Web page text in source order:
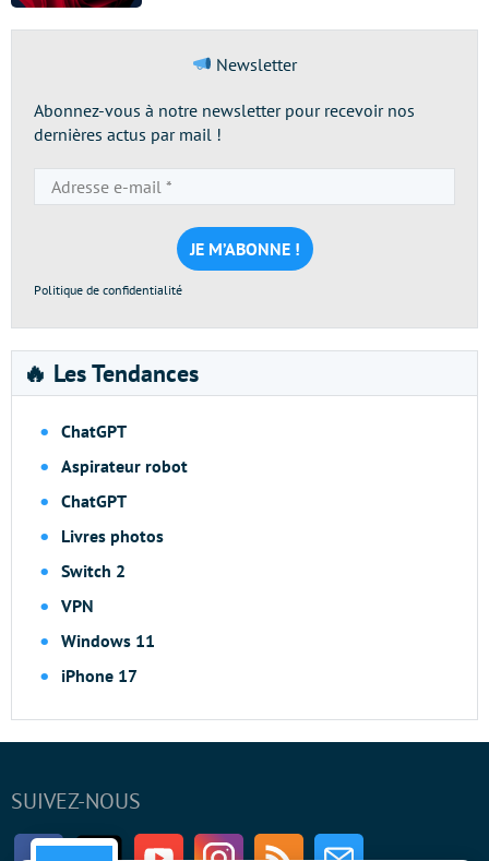
Newsletter
Abonnez-vous à notre newsletter pour recevoir nos
dernières actus par mail !
e-
mail
*
Politique de confidentialité
🔥 Les Tendances
ChatGPT
Aspirateur robot
ChatGPT
Livres photos
Switch 2
VPN
Windows 11
iPhone 17
SUIVEZ-NOUS
FacebookTwitter Youtube InstagramRSS Newsletter